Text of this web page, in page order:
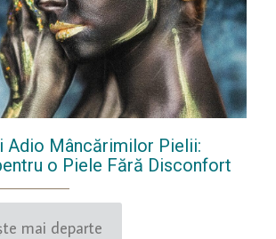
Adio Mâncărimilor Pielii:
o Piele Fără Disconfort
mai departe